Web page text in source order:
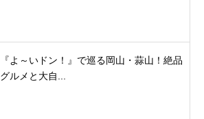
『よ～いドン！』で巡る岡山・蒜山！絶品
グルメと大自...